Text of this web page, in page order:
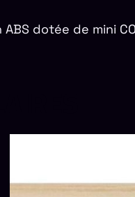
dotée de mini